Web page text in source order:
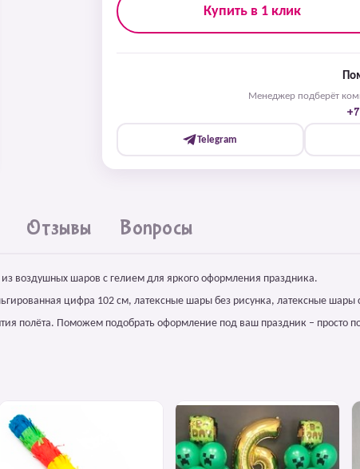
Купить в 1 клик
Менеджер подберёт
Telegram
Отзывы Вопросы
воздушных шаров с гелием для яркого оформления праздника.
цифра 102 см, латексные шары без рисунка, латексные шары
полёта. Поможем подобрать оформление под ваш праздник – просто